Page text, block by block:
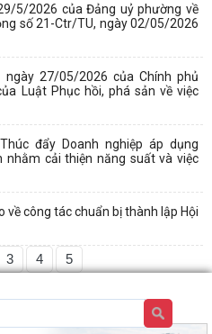
5/2026 của Đảng uỷ phường về
số 21-Ctr/TU, ngày 02/05/2026
ngày 27/05/2026 của Chính phủ
Luật Phục hồi, phá sản về việc
đẩy Doanh nghiệp áp dụng
nhằm cải thiện năng suất và việc
về công tác chuẩn bị thành lập Hội
3 4 5